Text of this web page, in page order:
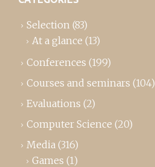
Selection (83)
At a glance (13)
Conferences (199)
Courses and seminars (104)
Evaluations (2)
Computer Science (20)
Media (316)
Games (1)